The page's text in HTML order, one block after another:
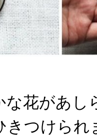
な花があし
きつけられ